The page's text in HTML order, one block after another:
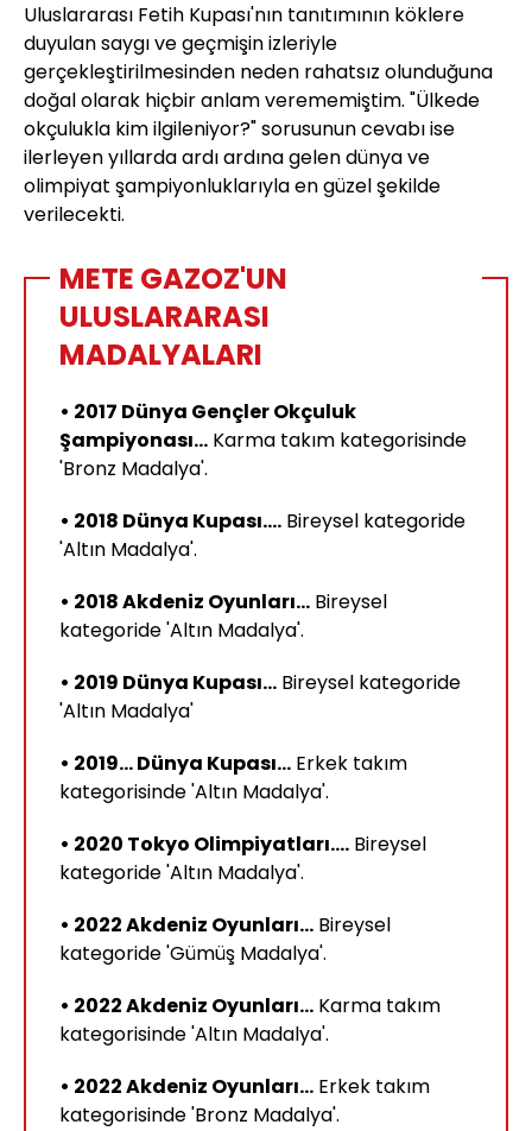
Uluslararası Fetih Kupası'nın tanıtımının köklere
duyulan saygı ve geçmişin izleriyle
gerçekleştirilmesinden neden rahatsız olunduğuna
doğal olarak hiçbir anlam verememiştim. "Ülkede
okçulukla kim ilgileniyor?" sorusunun cevabı ise
ilerleyen yıllarda ardı ardına gelen dünya ve
olimpiyat şampiyonluklarıyla en güzel şekilde
verilecekti.
METE GAZOZ'UN
ULUSLARARASI
MADALYALARI
• 2017 Dünya Gençler Okçuluk
Şampiyonası... Karma takım kategorisinde
'Bronz Madalya'.
• 2018 Dünya Kupası.... Bireysel kategoride
'Altın Madalya'.
• 2018 Akdeniz Oyunları... Bireysel
kategoride 'Altın Madalya'.
• 2019 Dünya Kupası... Bireysel kategoride
'Altın Madalya'
• 2019... Dünya Kupası... Erkek takım
kategorisinde 'Altın Madalya'.
• 2020 Tokyo Olimpiyatları.... Bireysel
kategoride 'Altın Madalya'.
• 2022 Akdeniz Oyunları... Bireysel
kategoride 'Gümüş Madalya'.
• 2022 Akdeniz Oyunları... Karma takım
kategorisinde 'Altın Madalya'.
• 2022 Akdeniz Oyunları... Erkek takım
kategorisinde 'Bronz Madalya'.